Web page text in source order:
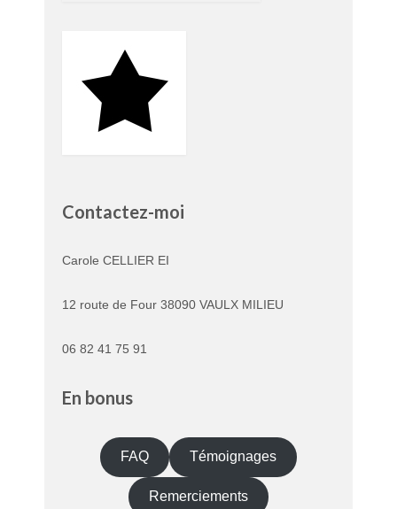
Contactez-moi
Carole CELLIER EI
12 route de Four 38090 VAULX MILIEU
06 82 41 75 91
En bonus
FAQ Témoignages
Remerciements